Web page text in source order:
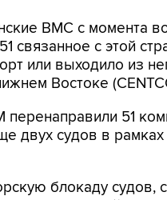
ВМС с момента
связанное с этой
или выходило из
Востоке
перенаправили 51
двух судов в
блокаду судов,